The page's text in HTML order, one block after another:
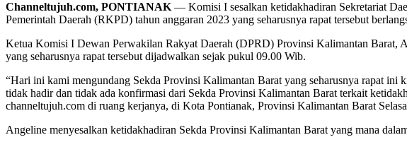
Channeltujuh.com, PONTIANAK — Komisi I sesalkan ketidakhadiran Sekretariat
Pemerintah Daerah (RKPD) tahun anggaran 2023 yang seharusnya rapat tersebut
Ketua Komisi I Dewan Perwakilan Rakyat Daerah (DPRD) Provinsi Kalimantan Barat,
yang seharusnya rapat tersebut dijadwalkan sejak pukul 09.00 Wib.
“Hari ini kami mengundang Sekda Provinsi Kalimantan Barat yang seharusnya rapat
tidak hadir dan tidak ada konfirmasi dari Sekda Provinsi Kalimantan Barat terkait
channeltujuh.com di ruang kerjanya, di Kota Pontianak, Provinsi Kalimantan Barat
Angeline menyesalkan ketidakhadiran Sekda Provinsi Kalimantan Barat yang mana